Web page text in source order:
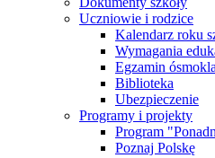
Uczniowie i rodzice
Kalendarz roku
Wymagania
Egzamin
Biblioteka
Ubezpieczenie
Programy i projekty
Program
Poznaj Polskę